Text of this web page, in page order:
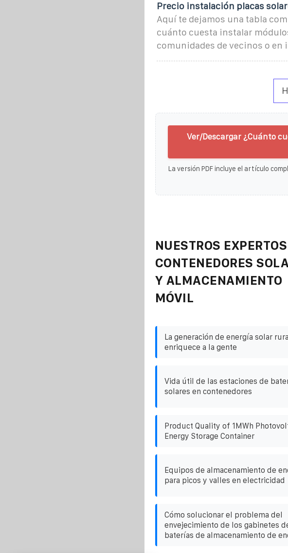
Precio instalación placas
Aquí te dejamos una tabla
cuánto cuesta instalar
comunidades de vecinos o en
Ver/Descargar ¿Cuánto
La versión PDF incluye el artículo
NUESTROS
CONTENEDORES
Y ALMACENAMIENTO
MÓVIL
La generación de energía solar rural
enriquece a la gente
Vida útil de las estaciones de
solares en contenedores
Product Quality of 1MWh
Energy Storage Container
Equipos de almacenamiento de
para picos y valles en electricidad
Cómo solucionar el problema del
envejecimiento de los gabinetes
baterías de almacenamiento de